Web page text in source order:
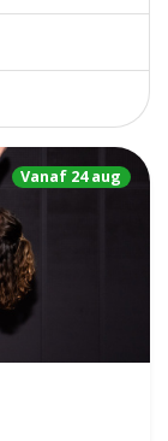
Vanaf 24 aug